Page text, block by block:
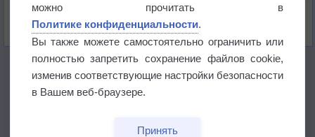
Дневная температура воздуха в ОАЭ превысила
+51°
можно прочитать в
Политике конфиденциальности.
Вы также можете самостоятельно ограничить или
полностью запретить сохранение файлов cookie,
изменив соответствующие настройки безопасности
в Вашем веб-браузере.
Принять